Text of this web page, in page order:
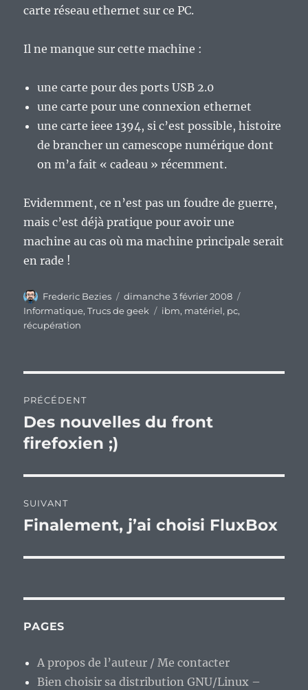
carte réseau ethernet sur ce PC.
Il ne manque sur cette machine :
une carte pour des ports USB 2.0
une carte pour une connexion ethernet
une carte ieee 1394, si c’est possible, histoire
de brancher un camescope numérique dont
on m’a fait « cadeau » récemment.
Evidemment, ce n’est pas un foudre de guerre,
mais c’est déjà pratique pour avoir une
machine au cas où ma machine principale serait
en rade !
Auteur
Frederic Bezies
Publié
le
dimanche 3 février 2008
Informatique,Trucs de geek Étiquettes
ibm, matériel, pc,
récupération
de
l’article
PRÉCÉDENT
Publication
précédente :
Des nouvelles du front
firefoxien ;)
SUIVANT
Publication
Finalement, j’ai choisi FluxBox
PAGES
A propos de l’auteur / Me contacter
Bien choisir sa distribution GNU/Linux –